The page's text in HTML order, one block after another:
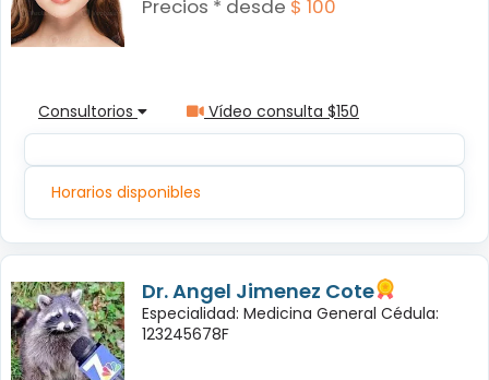
Precios * desde $ 100
Consultorios Vídeo consulta $150
Horarios disponibles
Dr. Angel Jimenez Cote
Especialidad: Medicina General Cédula:
123245678F